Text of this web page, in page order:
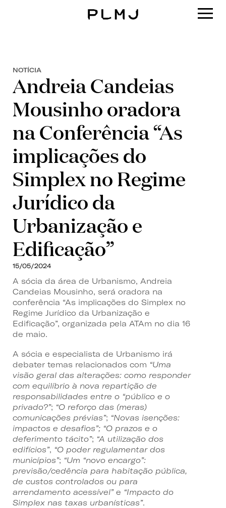
NOTÍCIA
Andreia Candeias
Mousinho oradora
na Conferência “As
implicações do
Simplex no Regime
Jurídico da
Urbanização e
Edificação”
15/05/2024
A sócia da área de Urbanismo, Andreia
Candeias Mousinho, será oradora na
conferência “As implicações do Simplex no
Regime Jurídico da Urbanização e
Edificação”, organizada pela ATAm no dia 16
de maio.
A sócia e especialista de Urbanismo irá
debater temas relacionados com “Uma
visão geral das alterações: como responder
com equilíbrio à nova repartição de
responsabilidades entre o “público e o
privado?”; “O reforço das (meras)
comunicações prévias”; “Novas isenções:
impactos e desafios”; “O prazos e o
deferimento tácito”; “A utilização dos
edifícios”, “O poder regulamentar dos
municípios”; “Um “novo encargo”:
previsão/cedência para habitação pública,
de custos controlados ou para
arrendamento acessível”e “Impacto do
Simplex nas taxas urbanísticas”.